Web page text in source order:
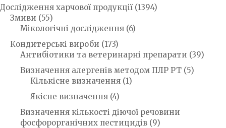
Дослідження харчової продукції (1394)
Змиви (55)
Мікологічні дослідження (6)
Кондитерські вироби (173)
Антибіотики та ветеринарні препарати (39)
Визначення алергенів методом ПЛР РТ (5)
Кількісне визначення (1)
Якісне визначення (4)
Визначення кількості діючої речовини
фосфорорганічних пестицидів (9)